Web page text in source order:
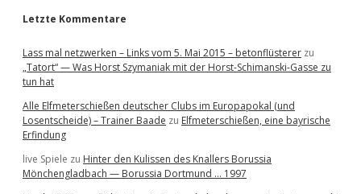
Letzte Kommentare
Lass mal netzwerken – Links vom 5. Mai 2015 – betonflüsterer zu
„Tatort“ — Was Horst Szymaniak mit der Horst-Schimanski-Gasse zu
tun hat
Alle Elfmeterschießen deutscher Clubs im Europapokal (und
Losentscheide) – Trainer Baade zu Elfmeterschießen, eine bayrische
Erfindung
live Spiele zu Hinter den Kulissen des Knallers Borussia
Mönchengladbach — Borussia Dortmund … 1997